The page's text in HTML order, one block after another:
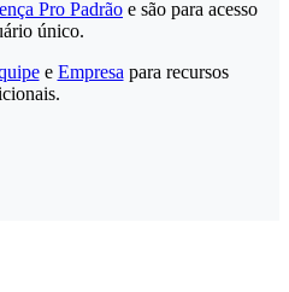
Pro Padrão e são para acesso
único.
e Empresa para recursos